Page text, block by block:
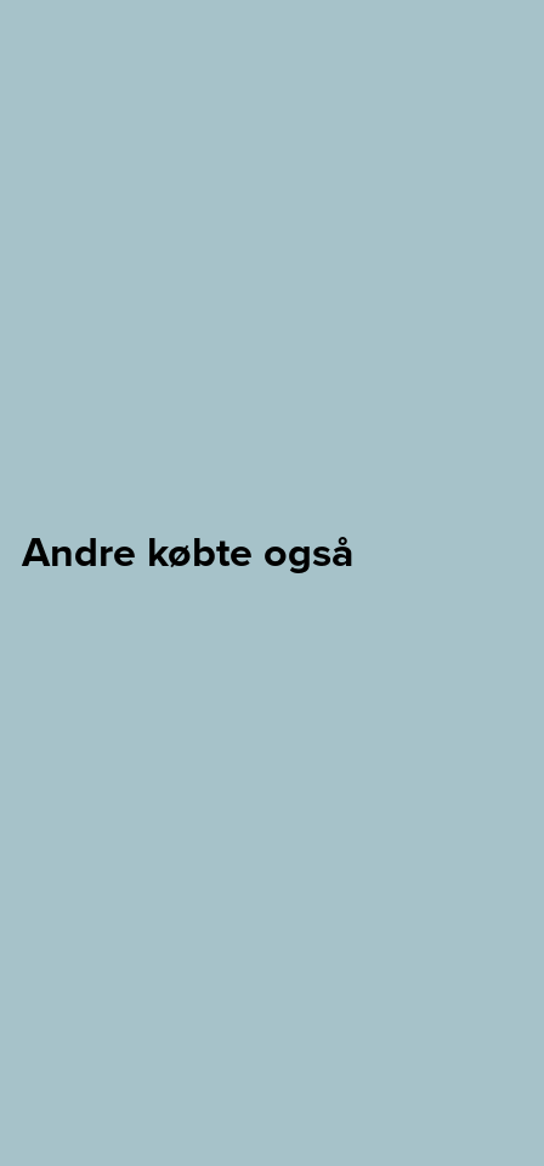
Andre købte også